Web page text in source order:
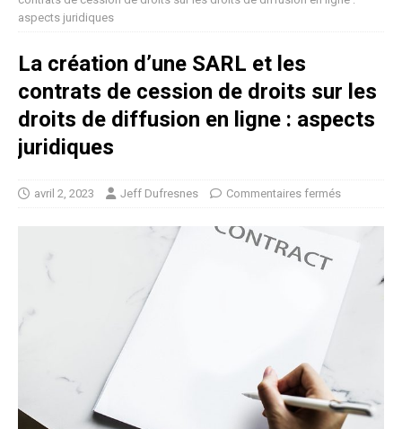
aspects juridiques
La création d’une SARL et les
contrats de cession de droits sur les
droits de diffusion en ligne : aspects
juridiques
avril 2, 2023 Jeff Dufresnes Commentaires fermés